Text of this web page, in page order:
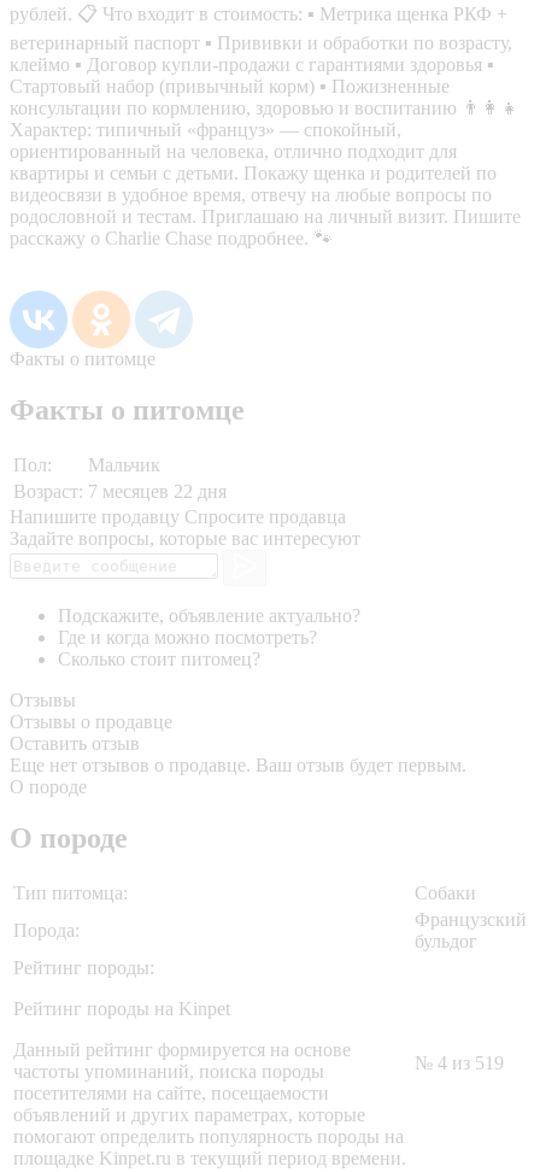
рублей. 📋 Что входит в стоимость: ▪️ Метрика щенка РКФ +
ветеринарный паспорт ▪️ Прививки и обработки по возрасту,
клеймо ▪️ Договор купли-продажи с гарантиями здоровья ▪️
Стартовый набор (привычный корм) ▪️ Пожизненные
консультации по кормлению, здоровью и воспитанию 👨‍👩‍👧
Характер: типичный «француз» — спокойный,
ориентированный на человека, отлично подходит для
квартиры и семьи с детьми. Покажу щенка и родителей по
видеосвязи в удобное время, отвечу на любые вопросы по
родословной и тестам. Приглашаю на личный визит. Пишите
расскажу о Charlie Chase подробнее. 🐾
Факты о питомце
Факты о питомце
Пол:
Мальчик
Возраст: 7 месяцев 22 дня
Напишите продавцу Спросите продавца
Задайте вопросы, которые вас интересуют
Подскажите, объявление актуально?
Где и когда можно посмотреть?
Сколько стоит питомец?
Отзывы
Отзывы о продавце
Оставить отзыв
Еще нет отзывов о продавце. Ваш отзыв будет первым.
О породе
О породе
Тип питомца:
Собаки
Порода:
Французский
бульдог
Рейтинг породы:
Рейтинг породы на Kinpet
Данный рейтинг формируется на основе
частоты упоминаний, поиска породы
посетителями на сайте, посещаемости
объявлений и других параметрах, которые
помогают определить популярность породы на
площадке Kinpet.ru в текущий период времени.
№ 4 из 519